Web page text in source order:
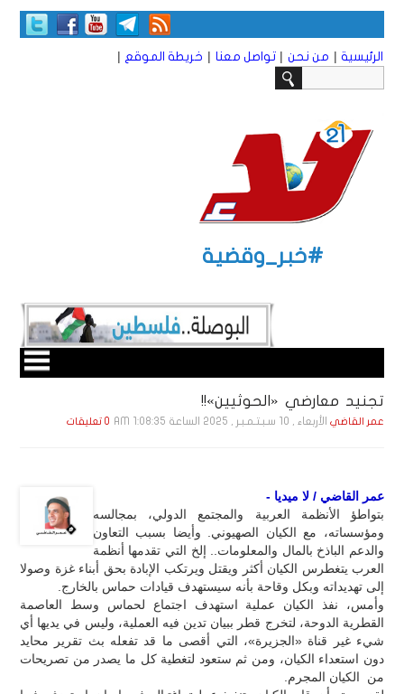
الرئيسية | من نحن | تواصل معنا | خريطة الموقع |
#خبر_وقضية
تجنيد معارضي «الحوثيين»!!
عمر القاضي الأربعاء , 10 سـبـتـمـبـر , 2025 الساعة 1:08:35 AM 0 تعليقات
عمر القاضي / لا ميديا -
بتواطؤ الأنظمة العربية والمجتمع الدولي، بمجالسه
ومؤسساته، مع الكيان الصهيوني. وأيضا بسبب التعاون
والدعم الباذخ بالمال والمعلومات.. إلخ التي تقدمها أنظمة
العرب يتغطرس الكيان أكثر ويقتل ويرتكب الإبادة بحق أبناء غزة وصولا
إلى تهديداته وبكل وقاحة بأنه سيستهدف قيادات حماس بالخارج.
وأمس، نفذ الكيان عملية استهدف اجتماع لحماس وسط العاصمة
القطرية الدوحة، لتخرج قطر ببيان تدين فيه العملية، وليس في يديها أي
شيء غير قناة «الجزيرة»، التي أقصى ما قد تفعله بث تقرير محايد
دون استعداء الكيان، ومن ثم ستعود لتغطية كل ما يصدر من تصريحات
من الكيان المجرم.